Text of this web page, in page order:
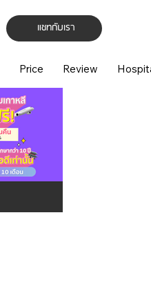
แชทกับเรา
Price Review